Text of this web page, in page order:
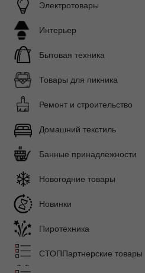
Электротовары
Интерьер
Бытовая техника
Товары для пикника
Ремонт и строительство
Домашний текстиль
Банные принадлежности
Новогодние товары
Новинки
Пиротехника
СТОППартнерские товары